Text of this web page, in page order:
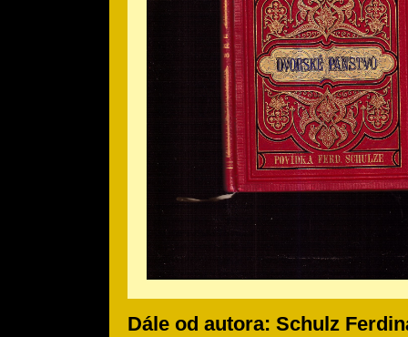
Dále od autora: Schulz